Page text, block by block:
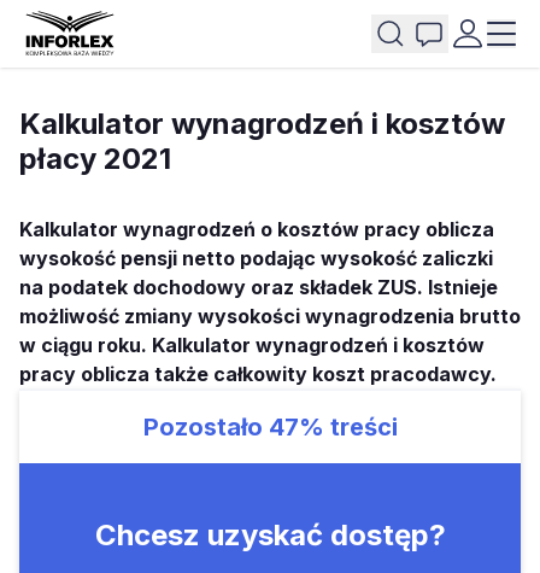
Kalkulator wynagrodzeń i kosztów
płacy 2021
Kalkulator wynagrodzeń o kosztów pracy oblicza
wysokość pensji netto podając wysokość zaliczki
na podatek dochodowy oraz składek ZUS. Istnieje
możliwość zmiany wysokości wynagrodzenia brutto
w ciągu roku. Kalkulator wynagrodzeń i kosztów
pracy oblicza także całkowity koszt pracodawcy.
Pozostało 47% treści
Chcesz uzyskać dostęp?